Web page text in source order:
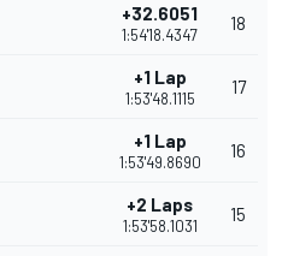
+32.6051
1:54'18.4347
18
+1 Lap
1:53'48.1115
17
+1 Lap
1:53'49.8690
16
+2 Laps
1:53'58.1031
15